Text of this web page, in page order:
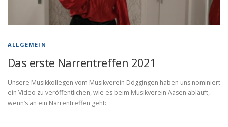
ALLGEMEIN
Das erste Narrentreffen 2021
Unsere Musikkollegen vom Musikverein Döggingen haben uns nominiert
ein Video zu veröffentlichen, wie es beim Musikverein Aasen abläuft,
wenn’s an ein Narrentreffen geht: